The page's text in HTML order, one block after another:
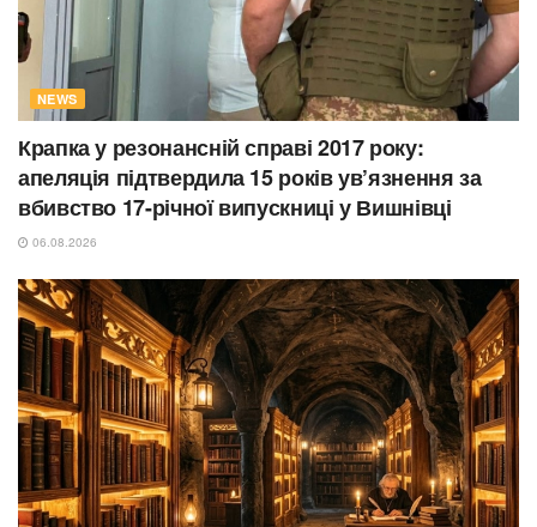
NEWS
Крапка у резонансній справі 2017 року:
апеляція підтвердила 15 років ув’язнення за
вбивство 17-річної випускниці у Вишнівці
06.08.2026